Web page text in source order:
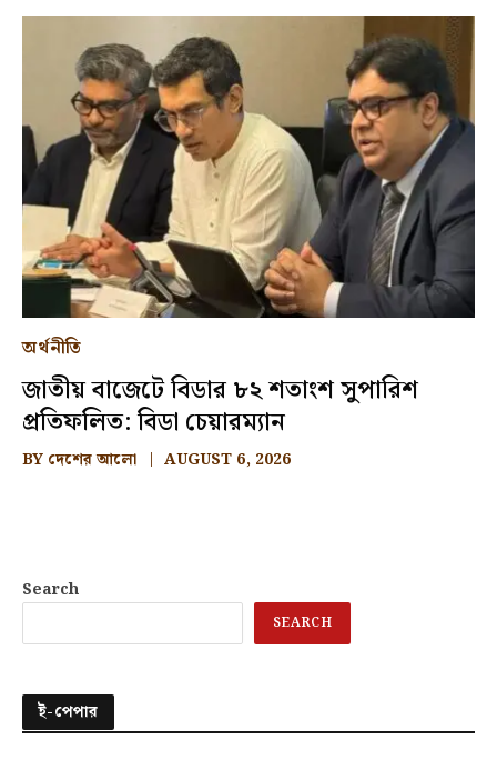
অর্থনীতি
জাতীয় বাজেটে বিডার ৮২ শতাংশ সুপারিশ
প্রতিফলিত: বিডা চেয়ারম্যান
BY দেশের আলো AUGUST 6, 2026
Search
SEARCH
ই-পেপার